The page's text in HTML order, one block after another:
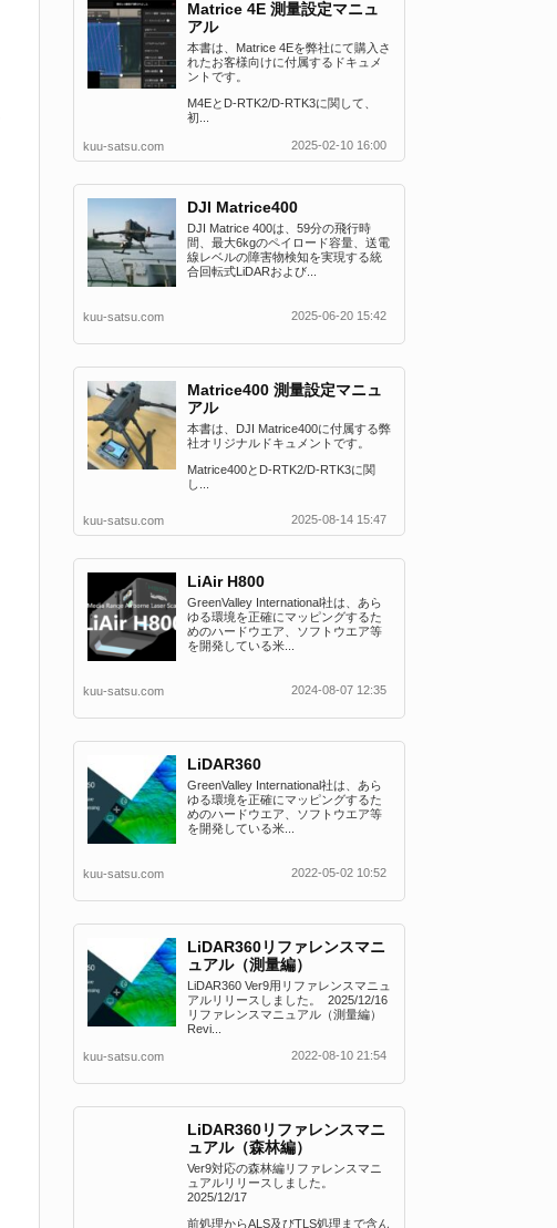
Matrice 4E 測量設定マニュ
アル
本書は、Matrice 4Eを弊社にて購入さ
れたお客様向けに付属するドキュメ
ントです。
M4EとD-RTK2/D-RTK3に関して、
初...
kuu-satsu.com 2025-02-10 16:00
DJI Matrice400
DJI Matrice 400は、59分の飛行時
間、最大6kgのペイロード容量、送電
線レベルの障害物検知を実現する統
合回転式LiDARおよび...
kuu-satsu.com 2025-06-20 15:42
Matrice400 測量設定マニュ
アル
本書は、DJI Matrice400に付属する弊
社オリジナルドキュメントです。
Matrice400とD-RTK2/D-RTK3に関
し...
kuu-satsu.com 2025-08-14 15:47
LiAir H800
GreenValley International社は、あら
ゆる環境を正確にマッピングするた
めのハードウエア、ソフトウエア等
を開発している米...
kuu-satsu.com 2024-08-07 12:35
LiDAR360
GreenValley International社は、あら
ゆる環境を正確にマッピングするた
めのハードウエア、ソフトウエア等
を開発している米...
kuu-satsu.com 2022-05-02 10:52
LiDAR360リファレンスマニ
ュアル（測量編）
LiDAR360 Ver9用リファレンスマニュ
アルリリースしました。 2025/12/16
リファレンスマニュアル（測量編）
Revi...
kuu-satsu.com 2022-08-10 21:54
LiDAR360リファレンスマニ
ュアル（森林編）
Ver9対応の森林編リファレンスマニ
ュアルリリースしました。
2025/12/17
前処理からALS及びTLS処理まで含ん